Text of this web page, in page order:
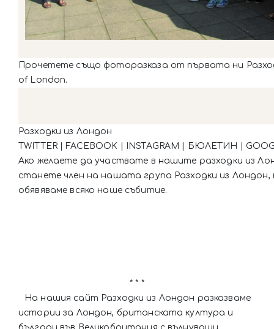
Прочетете също фоторазказа от първата ни
of London.
Разходки из Лондон
TWITTER | FACEBOOK | INSTAGRAM | БЮЛЕТИН |
Ако желаете да участвате в нашите разходки из
станете член на нашата група Разходки из Лондон,
обявяваме всяко наше събитие.
* * *
На нашия сайт Разходки из Лондон разказваме
истории за Лондон, британската култура и